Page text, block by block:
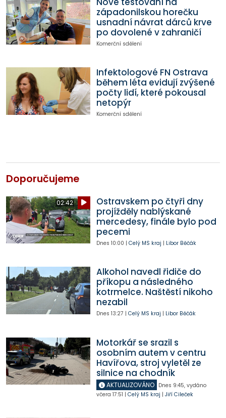
západonilskou horečku
usnadní návrat dárců krve
po dovolené v zahraničí
Komerční sdělení
Infektologové FN Ostrava
během léta evidují zvýšené
počty lidí, které pokousal
netopýr
Komerční sdělení
Doporučujeme
02:42
Ostravskem po čtyři dny
projížděly nablýskané
mercedesy, finále bylo pod
pecemi
Dnes 10:00 | Celý MS kraj | Libor Běčák
Alkohol navedl řidiče do
příkopu a následného
kotrmelce. Naštěstí nikoho
nezabil
Dnes 13:27 | Celý MS kraj | Libor Běčák
Motorkář se srazil s
osobním autem v centru
Havířova, stroj vyletěl ze
silnice na chodník
AKTUALIZOVÁNO Dnes 9:45, vydáno
včera 17:51 | Celý MS kraj | Jiří Cileček